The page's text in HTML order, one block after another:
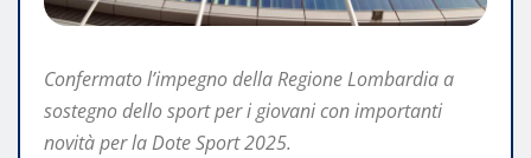
Confermato l’impegno della Regione Lombardia a
sostegno dello sport per i giovani con importanti
novità per la Dote Sport 2025.